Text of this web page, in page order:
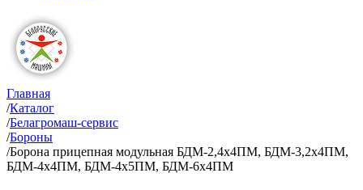
Главная
/Каталог
/Белагромаш-сервис
/Бороны
/Борона прицепная модульная БДМ-2,4х4ПМ, БДМ-3,2х4ПМ,
БДМ-4х4ПМ, БДМ-4х5ПМ, БДМ-6х4ПМ